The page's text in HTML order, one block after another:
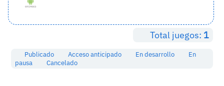
Total juegos: 1
Publicado Acceso anticipado En desarrollo
En
pausa
Cancelado